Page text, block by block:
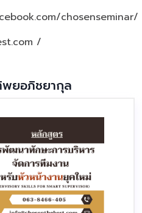
chosenseminar/
/
พยอภิชยากุล